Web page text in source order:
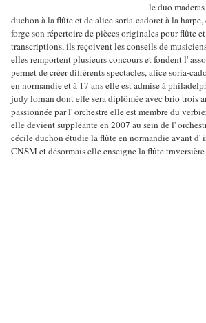
le duo
duchon à la flûte et de alice soria-cadoret à la
forge son répertoire de pièces originales pour flûte
transcriptions, ils reçoivent les conseils de
elles remportent plusieurs concours et fondent l'
permet de créer différents spectacles, alice soria-
en normandie et à 17 ans elle est admise à
judy lornan dont elle sera diplômée avec brio trois
passionnée par l' orchestre elle est membre du
elle devient suppléante en 2007 au sein de l'
cécile duchon étudie la flûte en normandie avant d'
CNSM et désormais elle enseigne la flûte